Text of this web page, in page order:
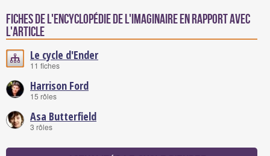
Fiches de l'encyclopédie de l'imaginaire en rapport avec
l'article
Le cycle d'Ender
11 fiches
Harrison Ford
15 rôles
Asa Butterfield
3 rôles